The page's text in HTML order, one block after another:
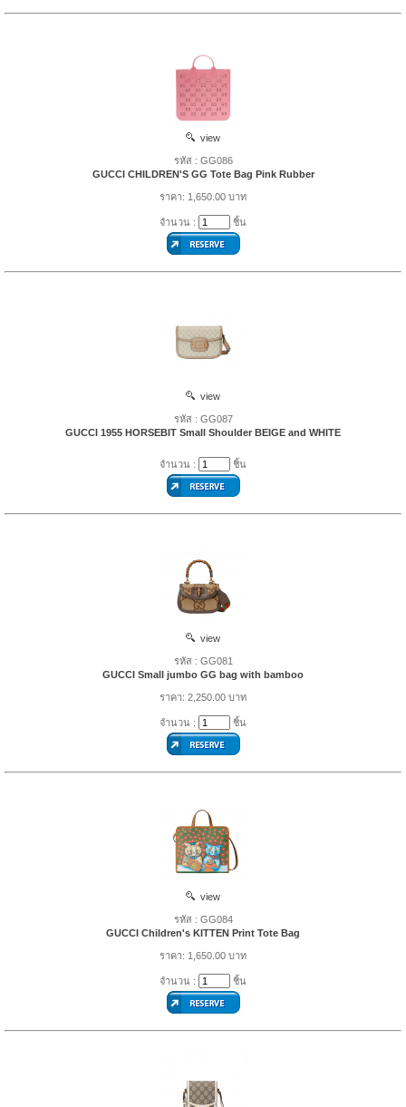
view
รหัส : GG086
GUCCI CHILDREN'S GG Tote Bag Pink Rubber
ราคา: 1,650.00 บาท
จำนวน : ชิ้น
view
รหัส : GG087
GUCCI 1955 HORSEBIT Small Shoulder BEIGE and WHITE
จำนวน : ชิ้น
view
รหัส : GG081
GUCCI Small jumbo GG bag with bamboo
ราคา: 2,250.00 บาท
จำนวน : ชิ้น
view
รหัส : GG084
GUCCI Children's KITTEN Print Tote Bag
ราคา: 1,650.00 บาท
จำนวน : ชิ้น